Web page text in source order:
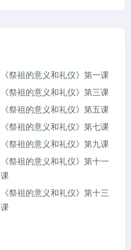
《祭祖的意义和礼仪》第一课
《祭祖的意义和礼仪》第三课
《祭祖的意义和礼仪》第五课
《祭祖的意义和礼仪》第七课
《祭祖的意义和礼仪》第九课
《祭祖的意义和礼仪》第十一
课
《祭祖的意义和礼仪》第十三
课